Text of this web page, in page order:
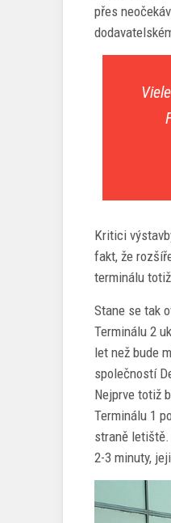
přes
Kritici
fakt, že
terminálu
Stane se tak
Terminálu 2
let než bude
společností
Nejprve totiž
Terminálu 1
straně letiště.
2-3 minuty,